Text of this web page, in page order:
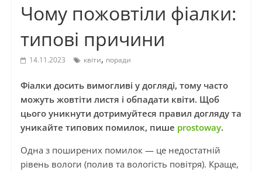
Чому пожовтіли фіалки:
типові причини
14.11.2023 квіти, поради
Фіалки досить вимогливі у догляді, тому часто
можуть жовтіти листя і обпадати квіти. Щоб
цього уникнути дотримуйтеся правил догляду та
уникайте типових помилок, пише prostoway.
Одна з поширених помилок — це недостатній
рівень вологи (полив та вологість повітря). Краще,